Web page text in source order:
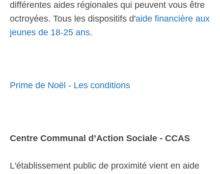
différentes aides régionales qui peuvent vous être
octroyées. Tous les dispositifs d'aide financière aux
jeunes de 18-25 ans.
Prime de Noël - Les conditions
Centre Communal d’Action Sociale - CCAS
L'établissement public de proximité vient en aide